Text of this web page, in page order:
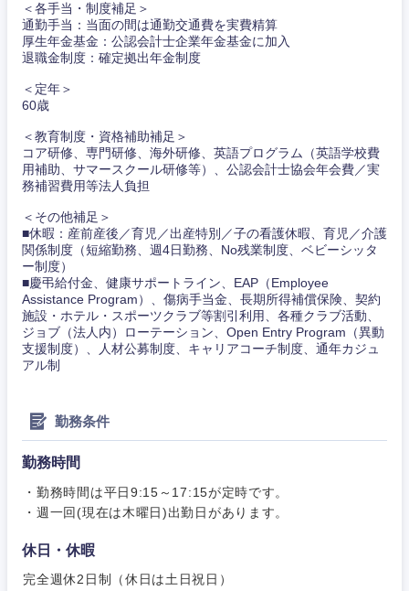
＜各手当・制度補足＞
通勤手当：当面の間は通勤交通費を実費精算
厚生年金基金：公認会計士企業年金基金に加入
退職金制度：確定拠出年金制度
＜定年＞
60歳
＜教育制度・資格補助補足＞
コア研修、専門研修、海外研修、英語プログラム（英語学校費
用補助、サマースクール研修等）、公認会計士協会年会費／実
務補習費用等法人負担
＜その他補足＞
■休暇：産前産後／育児／出産特別／子の看護休暇、育児／介護
関係制度（短縮勤務、週4日勤務、No残業制度、ベビーシッタ
ー制度）
■慶弔給付金、健康サポートライン、EAP（Employee
Assistance Program）、傷病手当金、長期所得補償保険、契約
施設・ホテル・スポーツクラブ等割引利用、各種クラブ活動、
ジョブ（法人内）ローテーション、Open Entry Program（異動
支援制度）、人材公募制度、キャリアコーチ制度、通年カジュ
アル制
勤務条件
勤務時間
・勤務時間は平日9:15～17:15が定時です。
・週一回(現在は木曜日)出勤日があります。
休日・休暇
完全週休2日制（休日は土日祝日）
その他
その他
新潟県 富山県
石川県 福井県